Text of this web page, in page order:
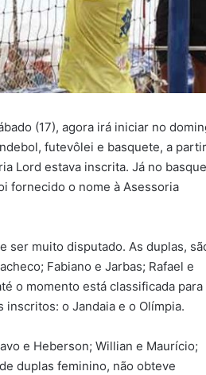
(17), agora irá iniciar no
futevôlei e basquete, a partir
Lord estava inscrita. Já no
fornecido o nome à Asessoria
ser muito disputado. As duplas,
Fabiano e Jarbas; Rafael e
o momento está classificada para
o Jandaia e o Olímpia.
e Heberson; Willian e Maurício;
duplas feminino, não obteve